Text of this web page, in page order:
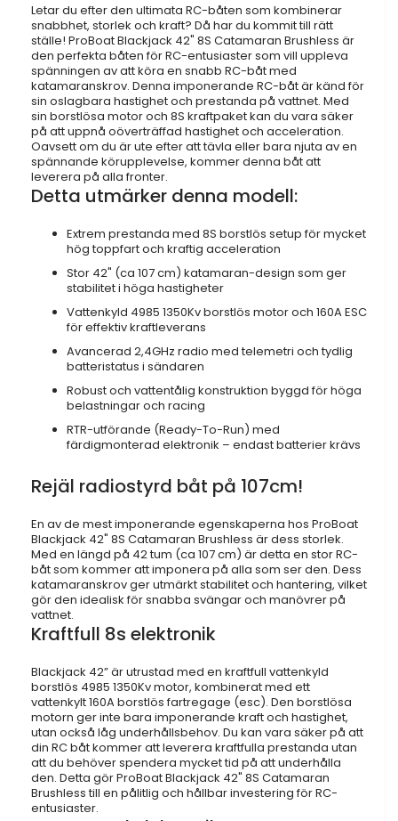
Letar du efter den ultimata RC-båten som kombinerar
snabbhet, storlek och kraft? Då har du kommit till rätt
ställe! ProBoat Blackjack 42" 8S Catamaran Brushless är
den perfekta båten för RC-entusiaster som vill uppleva
spänningen av att köra en snabb RC-båt med
katamaranskrov. Denna imponerande RC-båt är känd för
sin oslagbara hastighet och prestanda på vattnet. Med
sin borstlösa motor och 8S kraftpaket kan du vara säker
på att uppnå oöverträffad hastighet och acceleration.
Oavsett om du är ute efter att tävla eller bara njuta av en
spännande körupplevelse, kommer denna båt att
leverera på alla fronter.
Detta utmärker denna modell:
Extrem prestanda med 8S borstlös setup för mycket
hög toppfart och kraftig acceleration
Stor 42" (ca 107 cm) katamaran-design som ger
stabilitet i höga hastigheter
Vattenkyld 4985 1350Kv borstlös motor och 160A ESC
för effektiv kraftleverans
Avancerad 2,4GHz radio med telemetri och tydlig
batteristatus i sändaren
Robust och vattentålig konstruktion byggd för höga
belastningar och racing
RTR-utförande (Ready-To-Run) med
färdigmonterad elektronik – endast batterier krävs
Rejäl radiostyrd båt på 107cm!
En av de mest imponerande egenskaperna hos ProBoat
Blackjack 42" 8S Catamaran Brushless är dess storlek.
Med en längd på 42 tum (ca 107 cm) är detta en stor RC-
båt som kommer att imponera på alla som ser den. Dess
katamaranskrov ger utmärkt stabilitet och hantering, vilket
gör den idealisk för snabba svängar och manövrer på
vattnet.
Kraftfull 8s elektronik
Blackjack 42” är utrustad med en kraftfull vattenkyld
borstlös 4985 1350Kv motor, kombinerat med ett
vattenkylt 160A borstlös fartregage (esc). Den borstlösa
motorn ger inte bara imponerande kraft och hastighet,
utan också låg underhållsbehov. Du kan vara säker på att
din RC båt kommer att leverera kraftfulla prestanda utan
att du behöver spendera mycket tid på att underhålla
den. Detta gör ProBoat Blackjack 42" 8S Catamaran
Brushless till en pålitlig och hållbar investering för RC-
entusiaster.